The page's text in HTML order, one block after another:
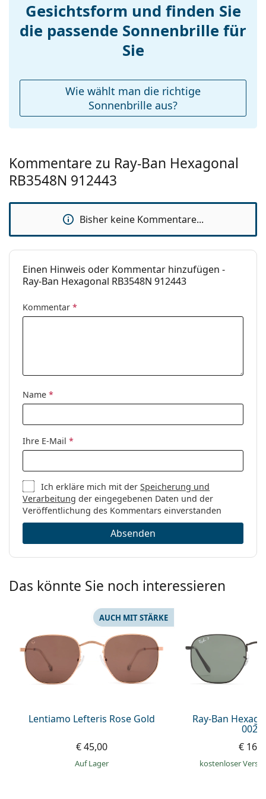
der Stadt geeignet.
Zubehör
Wir liefern die Sonnenbrille in ihrem Original-Etui.
Das mitgelieferte Tuch ist ideal zum Reinigen und
Pflegen der Sonnenbrille. Einige Modelle können
mit einem Stoffbeutel anstelle eines Tuchs geliefert
werden.
Sonnenbrillen, um weitere Modelle beliebter Marken
zu finden.
Gesichtsform und finden Sie
die passende Sonnenbrille für
Sie
Wie wählt man die richtige
Sonnenbrille aus?
Kommentare zu Ray-Ban Hexagonal
RB3548N 912443
Bisher keine Kommentare...
Einen Hinweis oder Kommentar hinzufügen -
Ray-Ban Hexagonal RB3548N 912443
Kommentar *
Name *
Ihre E-Mail *
Ich erkläre mich mit derSpeicherung und
Verarbeitung der eingegebenen Daten und der
Veröffentlichung des Kommentars einverstanden
Absenden
Das könnte Sie noch interessieren
Lentiamo Lefteris Rose Gold
AUCH MIT STÄRKE
€ 45,00
auf Lager
Ray-Ban
002/
€
kostenloser